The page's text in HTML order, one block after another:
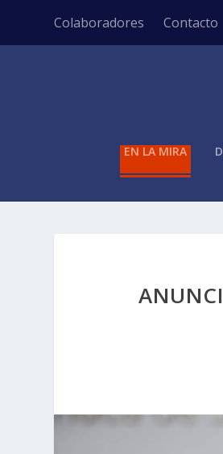
Colaboradores Contacto
EN LA MIRA